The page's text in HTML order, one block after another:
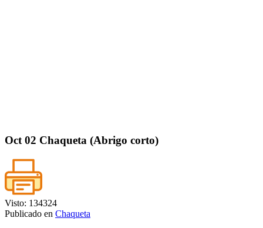
Oct 02 Сhaqueta (Abrigo corto)
Visto: 134324
Publicado en Chaqueta